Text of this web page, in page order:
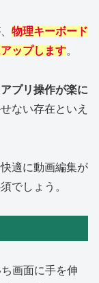
物理キーボード
ップします。
プリ操作が楽に
ない存在といえ
適に動画編集が
でしょう。
画面に手を伸